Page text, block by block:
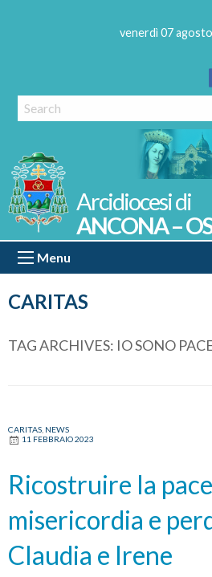
venerdì 07
CARITAS
ANCONA –
Menu
TAG ARCHIVES: IO SONO
CARITAS NEWS
11 FEBBRAIO 2023
Ricostruire la
misericordia e
Claudia e Irene